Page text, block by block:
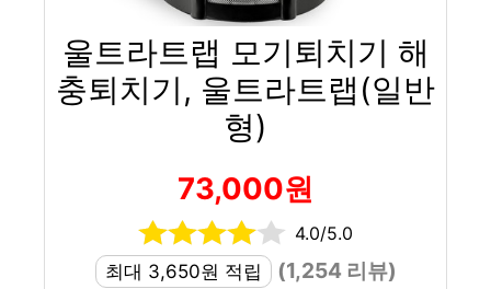
울트라트랩 모기퇴치기 해
충퇴치기, 울트라트랩(일반
형)
73,000원
4.0/5.0
최대 3,650원 적립
(1,254 리뷰)